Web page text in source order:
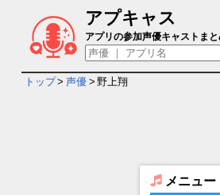
アプキャス
野上翔 - 担当ゲーム
アプリの参加声優キャストま
トップ> 声優 > 野上翔
メニュー